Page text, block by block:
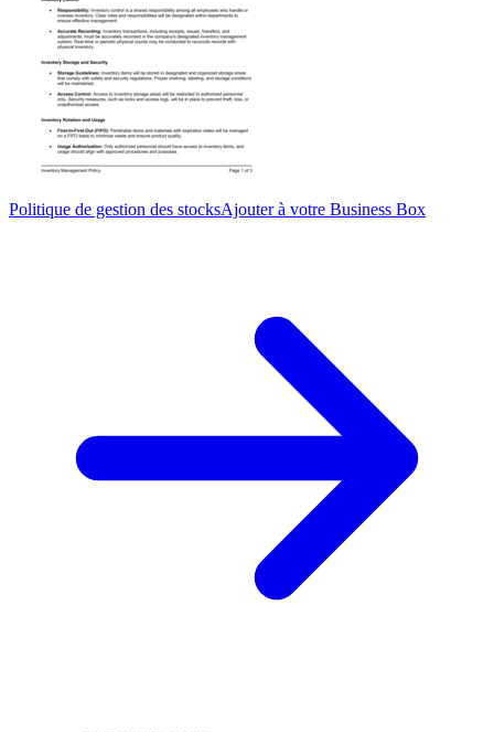
Politique de gestion des stocksAjouter à votre Business Box